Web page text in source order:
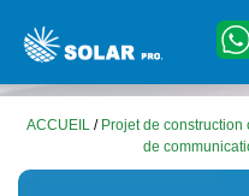
ACCUEIL / Projet de
de